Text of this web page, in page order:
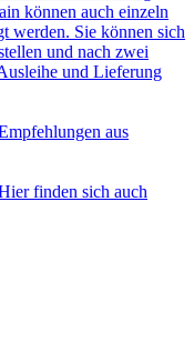
können auch einzeln
werden. Sie können sich
und nach zwei
und Lieferung
aus
finden sich auch